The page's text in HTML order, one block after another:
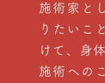
施術家と
りたいこ
けて、身
施術への